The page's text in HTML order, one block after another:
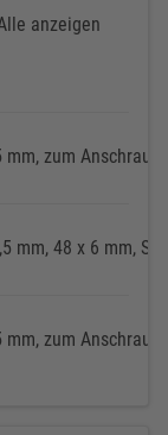
anzeigen
zum
mm, 48 x 6 mm,
zum